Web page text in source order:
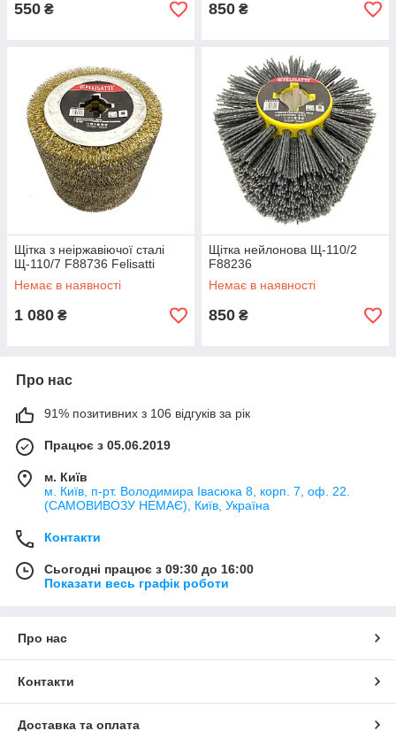
550 ₴ 850 ₴
Щітка з неіржавіючої сталі
Щ-110/7 F88736 Felisatti
Немає в наявності
1 080 ₴
Щітка нейлонова Щ-110/2
F88236
Немає в наявності
850 ₴
Про нас
91% позитивних з 106 відгуків за рік
Працює з 05.06.2019
м. Київ
м. Київ, п-рт. Володимира Івасюка 8, корп. 7, оф. 22.
(САМОВИВОЗУ НЕМАЄ), Київ, Україна
Контакти
Сьогодні працює з 09:30 до 16:00
Показати весь графік роботи
Про нас
Контакти
Доставка та оплата